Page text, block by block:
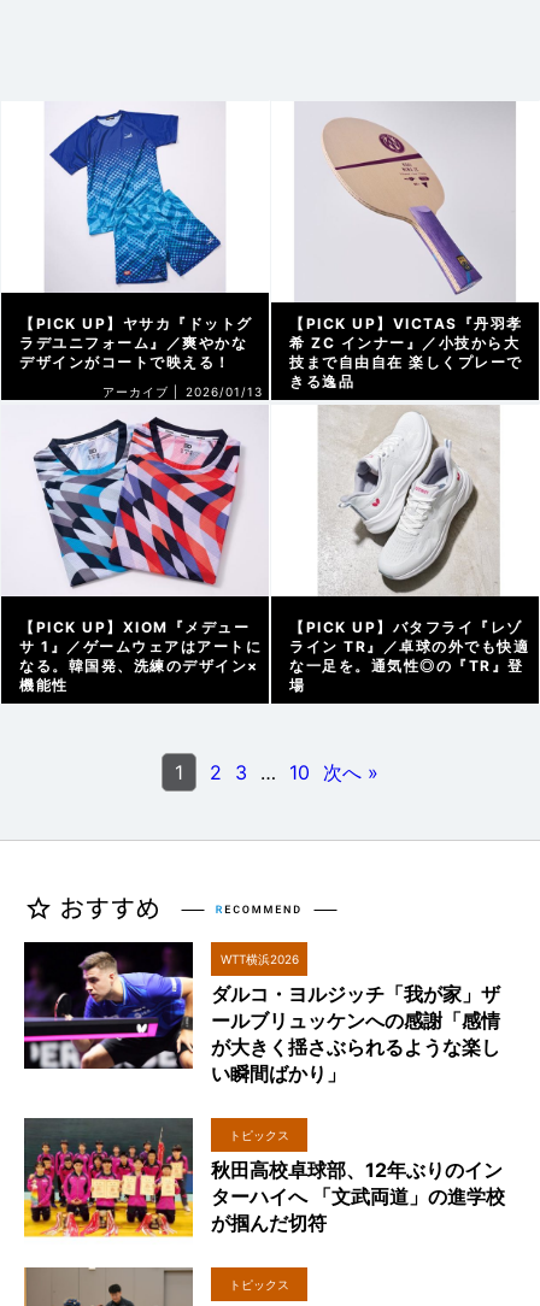
【PICK UP】ヤサカ『ドットグ
ラデユニフォーム』／爽やかな
デザインがコートで映える！
アーカイブ | 2026/01/13
【PICK UP】VICTAS『丹羽孝
希 ZC インナー』／小技から大
技まで自由自在 楽しくプレーで
きる逸品
アーカイブ |
【PICK UP】XIOM『メデュー
サ 1』／ゲームウェアはアートに
なる。韓国発、洗練のデザイン×
機能性
【PICK UP】バタフライ『レゾ
ライン TR』／卓球の外でも快適
な一足を。通気性◎の『TR』登
場
1 2 3 … 10 次へ »
WTT横浜2026
ダルコ・ヨルジッチ「我が家」ザ
ールブリュッケンへの感謝「感情
が大きく揺さぶられるような楽し
い瞬間ばかり」
トピックス
秋田高校卓球部、12年ぶりのイン
ターハイへ 「文武両道」の進学校
が掴んだ切符
トピックス